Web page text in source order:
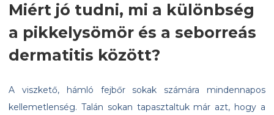
Miért jó tudni, mi a különbség
a pikkelysömör és a seborreás
dermatitis között?
A viszkető, hámló fejbőr sokak számára mindennapos
kellemetlenség. Talán sokan tapasztaltuk már azt, hogy a